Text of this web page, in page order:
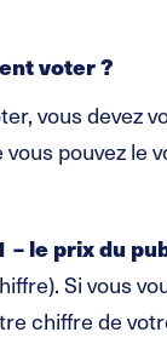
voter ?
vous devez
pouvez le
– le prix du
Si vous
chiffre de